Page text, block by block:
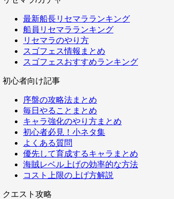
最新船長リセマラランキング
船員リセマラランキング
リセマラのやり方
スゴフェス情報まとめ
スゴフェスおすすめランキング
初心者向け記事
序盤の攻略法まとめ
毎日やることまとめ
キャラ強化のやり方まとめ
初心者必見！小ネタ集
よくある質問
優先して育成するキャラまとめ
海賊レベル上げの効率的な方法
コスト上限の上げ方解説
クエスト攻略